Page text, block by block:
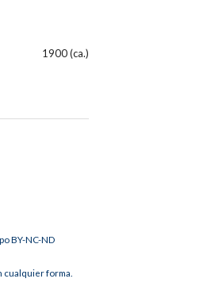
1900 (ca.)
BY-NC-ND
cualquier forma.